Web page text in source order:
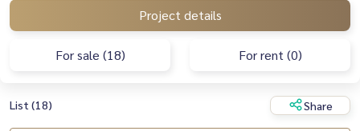
Project details
For sale (18) For rent (0)
List (18) Share